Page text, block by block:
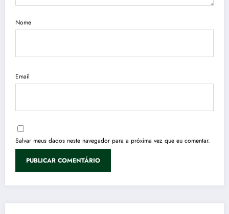
Nome
Email
Salvar meus dados neste navegador para a próxima vez que eu comentar.